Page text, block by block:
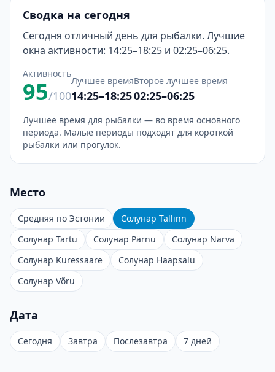
Сводка на сегодня
Сегодня отличный день для рыбалки. Лучшие
окна активности: 14:25–18:25 и 02:25–06:25.
Активность
95/100
Лучшее время
14:25–18:25
Второе лучшее время
02:25–06:25
Лучшее время для рыбалки — во время основного
периода. Малые периоды подходят для короткой
рыбалки или прогулок.
Место
Средняя по Эстонии
Солунар Tallinn
Солунар Tartu
Солунар Pärnu
Солунар Narva
Солунар Kuressaare
Солунар Haapsalu
Солунар Võru
Дата
Сегодня Завтра Послезавтра 7 дней